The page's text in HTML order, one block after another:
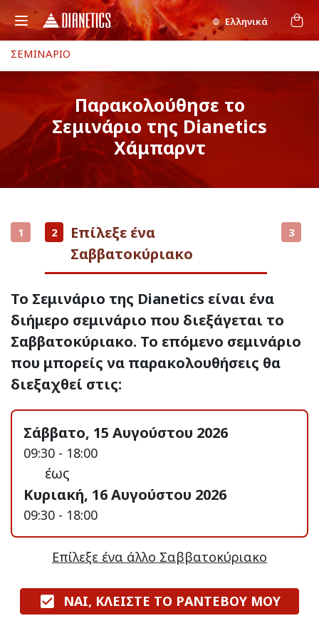
Ελληνικά
ΣΕΜΙΝΑΡΙΟ
Παρακολούθησε το
Σεμινάριο της Dianetics
Χάμπαρντ
1 2
Επίλεξε ένα
Σαββατοκύριακο
3
Το Σεμινάριο της Dianetics είναι ένα
διήμερο σεμινάριο που διεξάγεται το
Σαββατοκύριακο. Το επόμενο σεμινάριο
που μπορείς να παρακολουθήσεις θα
διεξαχθεί στις:
Σάββατο, 15 Αυγούστου 2026
09:30 - 18:00
έως
Κυριακή, 16 Αυγούστου 2026
09:30 - 18:00
Επίλεξε ένα άλλο Σαββατοκύριακο
ΝΑΙ, ΚΛΕΙΣΤΕ ΤΟ ΡΑΝΤΕΒΟΥ ΜΟΥ